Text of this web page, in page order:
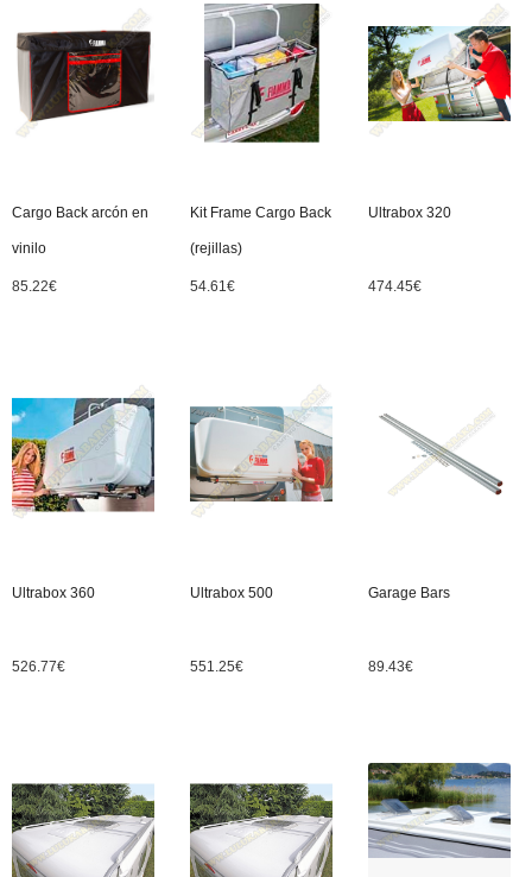
Cargo Back arcón en
vinilo
85.22€
Kit Frame Cargo Back
(rejillas)
54.61€
Ultrabox 320
474.45€
Ultrabox 360
526.77€
Ultrabox 500
551.25€
Garage Bars
89.43€